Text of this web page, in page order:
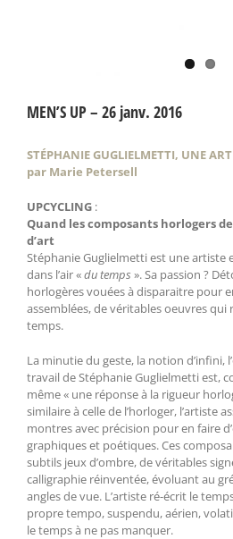
MEN’S UP – 26 janv. 2016
STÉPHANIE GUGLIELMETTI, UNE
par Marie Petersell
UPCYCLING :
Quand les composants horlogers
d’art
Stéphanie Guglielmetti est une artiste
dans l’air «du temps ». Sa passion ?
horlogères vouées à disparaitre pour
assemblées, de véritables oeuvres
temps.
La minutie du geste, la notion d’infini,
travail de Stéphanie Guglielmetti est,
même « une réponse à la rigueur
similaire à celle de l’horloger, l’artiste
montres avec précision pour en faire
graphiques et poétiques. Ces
subtils jeux d’ombre, de véritables
calligraphie réinventée, évoluant au
angles de vue. L’artiste ré-écrit le
propre tempo, suspendu, aérien,
le temps à ne pas manquer.